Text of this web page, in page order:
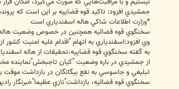
جمشيدي افزود: تاكيد قوه قضاييه بر اين است كه
*وزارت اطلاعات شاكي هاله اسفندياري است
سخنگوي قوه قضائيه همچنين در خصوص وضعيت هاله
وي افزود:اسفندياري به اتهام "اقدام عليه امنيت
به گفته سخنگوي قوه قضاييه،تحقيقات از هاله
از جمشيدي در باره وضعيت "كيان تاجبخش"نماينده
تبليغي ‌و جاسوسي به نفع بيگانگان در بازداشت موقت
سخنگوي قوه قضائيه، بازداشت"نازي عظيما"خبرنگار